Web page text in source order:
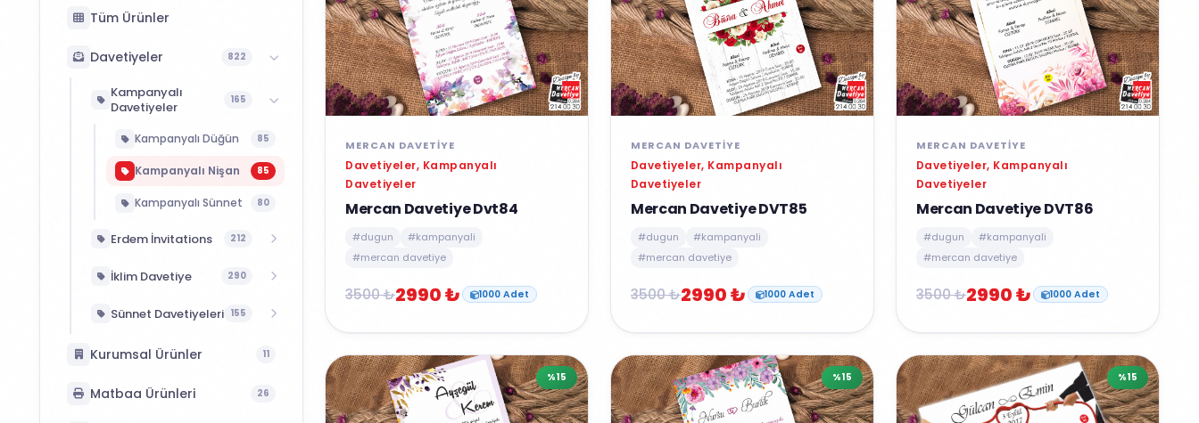
Tüm Ürünler
Davetiyeler 822
Kampanyalı
Davetiyeler
165
Kampanyalı Düğün 85
Kampanyalı Nişan 85
Kampanyalı Sünnet 80
Erdem İnvitations 212
Erdem Davetiye
İklim Davetiye 290
İklim Kataloğu
Sünnet Davetiyeleri 155
Erdem Sünnet 62
Kurumsal Ürünler 11
Matbaa Ürünleri 26
MERCAN DAVETIYE
Davetiyeler, Kampanyalı
Davetiyeler
Mercan Davetiye Dvt84
#dugun
#kampanyali
#mercan davetiye
3500 ₺2990 ₺ 1000 Adet
MERCAN DAVETIYE
Davetiyeler, Kampanyalı
Davetiyeler
Mercan Davetiye DVT85
#dugun
#kampanyali
#mercan davetiye
3500 ₺2990 ₺ 1000 Adet
MERCAN DAVETIYE
Davetiyeler, Kampanyalı
Davetiyeler
Mercan Davetiye DVT86
#dugun
#kampanyali
#mercan davetiye
3500 ₺2990 ₺ 1000 Adet
%15 %15 %15